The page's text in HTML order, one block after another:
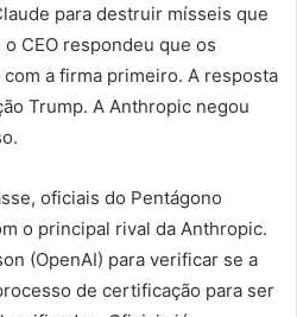
para destruir mísseis que
CEO respondeu que os
a firma primeiro. A resposta
Trump. A Anthropic negou
oficiais do Pentágono
o principal rival da Anthropic.
(OpenAI) para verificar se a
de certificação para ser